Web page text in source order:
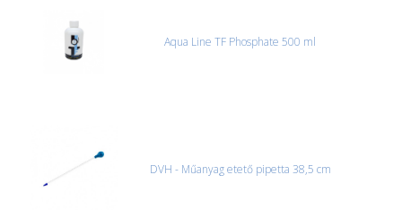
Aqua Line TF Phosphate 500 ml
DVH - Műanyag etető pipetta 38,5 cm